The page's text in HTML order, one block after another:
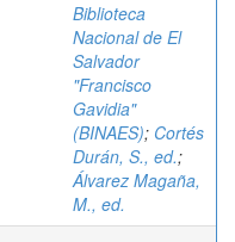
Biblioteca
Nacional de El
Salvador
"Francisco
Gavidia"
(BINAES); Cortés
Durán, S., ed.;
Álvarez Magaña,
M., ed.